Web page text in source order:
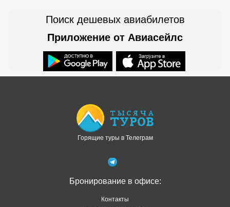
Поиск дешевых авиабилетов
Приложение от Авиасейлс
Горящие туры в Телеграм
Бронирование в офисе:
Контакты